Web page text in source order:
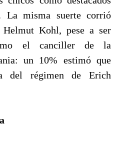
La misma suerte corrió
Kohl, pese a ser
el canciller de la
un 10% estimó que
del régimen de Erich